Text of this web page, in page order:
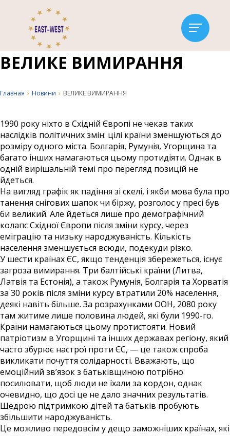
ВЕЛИКЕ ВИМИРАННЯ
Главная › Новини › ВЕЛИКЕ ВИМИРАННЯ
1990 року ніхто в Східній Європі не чекав таких
наслідків політичних змін: цілі країни зменшуються до
розміру одного міста. Болгарія, Румунія, Угорщина та
багато інших намагаються цьому протидіяти. Однак в
одній вирішальній темі про перегляд позицій не
йдеться.
На вигляд графік як падіння зі скелі, і якби мова була про
танення снігових шапок чи біржу, розголос у пресі був
би великий. Але йдеться лише про демографічний
колапс Східної Європи після зміни курсу, через
еміграцію та низьку народжуваність. Кількість
населення зменшується всюди, подекуди різко.
У шести країнах ЄС, якщо тенденція збережеться, існує
загроза вимирання. Три балтійські країни (Литва,
Латвія та Естонія), а також Румунія, Болгарія та Хорватія
за 30 років після зміни курсу втратили 20% населення,
деякі навіть більше. За розрахунками ООН, 2080 року
там житиме лише половина людей, які були 1990-го.
Країни намагаються цьому протистояти. Новий
патріотизм в Угорщині та інших державах регіону, який
часто збурює настрої проти ЄС, — це також спроба
викликати почуття солідарності. Вважають, що
емоційний зв’язок з батьківщиною потрібно
посилювати, щоб люди не їхали за кордон, однак
очевидно, що досі це не дало значних результатів.
Щедрою підтримкою дітей та батьків пробують
збільшити народжуваність.
Це можливо передовсім у дещо заможніших країнах, які